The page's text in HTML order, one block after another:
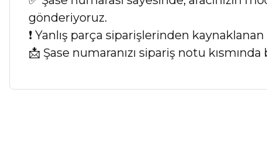
gönderiyoruz.
❗ Yanlış parça siparişlerinden
📩 Şase numaranızı sipariş notu